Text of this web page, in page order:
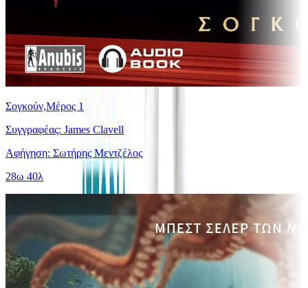
Σογκούν,Μέρος 1
Συγγραφέας: James Clavell
Αφήγηση: Σωτήρης Μεντζέλος
28ω 40λ